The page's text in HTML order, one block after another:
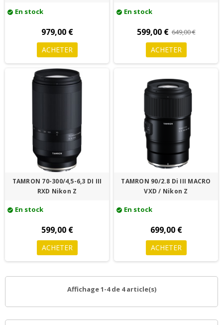
check_circle En stock
979,00 €
ACHETER
check_circle En stock
599,00 € 649,00 €
ACHETER
TAMRON 70-300/4,5-6,3 DI III
RXD Nikon Z
check_circle En stock
599,00 €
ACHETER
TAMRON 90/2.8 Di III MACRO
VXD / Nikon Z
check_circle En stock
699,00 €
ACHETER
Affichage 1-4 de 4 article(s)